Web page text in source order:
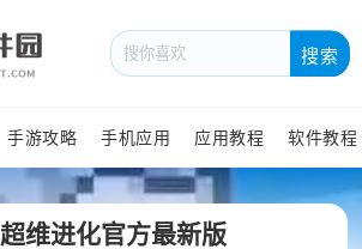
搜索
手游攻略 手机应用 应用教程 软件教程
超维进化官方最新版